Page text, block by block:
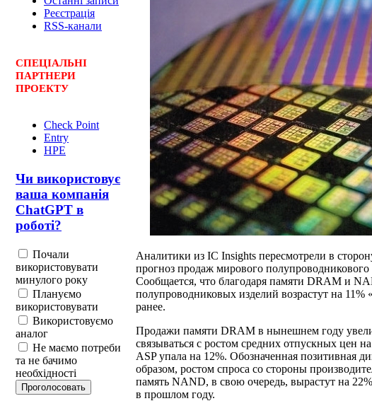
Реєстрація
RSS-канали
СПЕЦІАЛЬНІ
ПАРТНЕРИ
ПРОЕКТУ
Check Point
Entry
HPE
Чи використовує
ваша компанія
ChatGPT в
роботі?
Почали
використовувати
минулого року
Плануємо
використовувати
Використовуємо
аналог
Не маємо потреби
та не бачимо
необхідності
Аналитики из IC Insights пересмотрели в
прогноз продаж мирового
Сообщается, что благодаря памяти DRAM и
полупроводниковых изделий возрастут на 11%
ранее.
Продажи памяти DRAM в нынешнем году
связываться с ростом средних отпускных цен
ASP упала на 12%. Обозначенная позитивная
образом, ростом спроса со стороны
память NAND, в свою очередь, вырастут на
в прошлом году.